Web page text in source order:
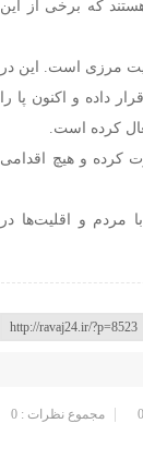
که برخی از این
مرزی است. این در
داده و اکنون پا را
کرده است.
کرده و هیچ اقدامی
مردم و اقلیت‌ها در
مجموع نظرات : 0